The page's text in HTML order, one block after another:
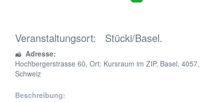
Veranstaltungsort: Stücki/Basel.
Adresse:
Hochbergerstrasse 60, Ort: Kursraum im ZIP, Basel, 4057,
Schweiz
Beschreibung: